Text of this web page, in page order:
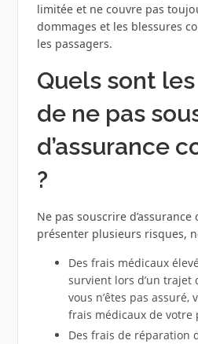
limitée et ne couvre pas
dommages et les blessures
les passagers.
Quels sont
de ne pas
d’assurance
?
Ne pas souscrire
présenter plusieurs risques,
Des frais médicaux
survient lors d’un trajet
vous n’êtes pas assuré,
frais médicaux de votre
Des frais de réparation